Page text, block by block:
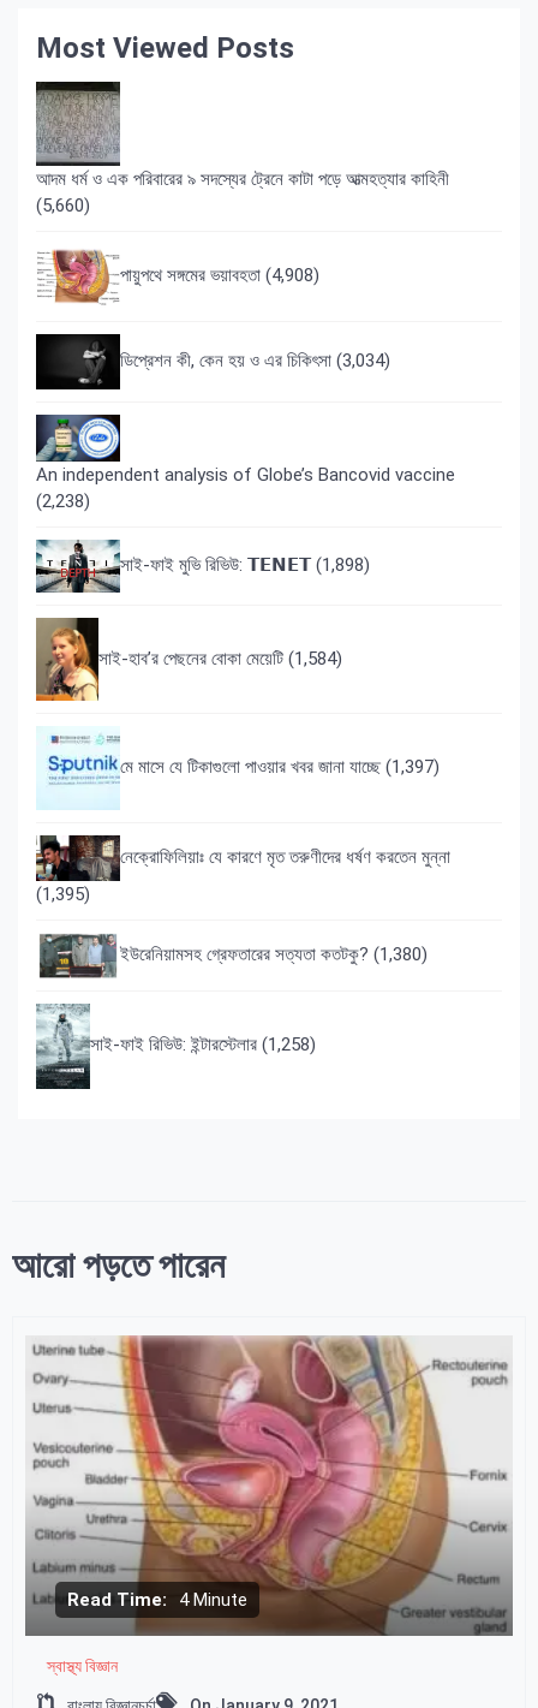
Most Viewed Posts
আদম ধর্ম ও এক পরিবারের ৯ সদস্যের ট্রেনে কাটা পড়ে আত্মহত্যার কাহিনী
(5,660)
পায়ুপথে সঙ্গমের ভয়াবহতা (4,908)
ডিপ্রেশন কী, কেন হয় ও এর চিকিৎসা (3,034)
An independent analysis of Globe’s Bancovid vaccine
(2,238)
সাই-ফাই মুভি রিভিউ: 𝗧𝗘𝗡𝗘𝗧 (1,898)
সাই-হাব’র পেছনের বোকা মেয়েটি (1,584)
মে মাসে যে টিকাগুলো পাওয়ার খবর জানা যাচ্ছে (1,397)
নেক্রোফিলিয়াঃ যে কারণে মৃত তরুণীদের ধর্ষণ করতেন মুন্না
(1,395)
ইউরেনিয়ামসহ গ্রেফতারের সত্যতা কতটকু? (1,380)
সাই-ফাই রিভিউ: ইন্টারস্টেলার (1,258)
আরো পড়তে পারেন
Read Time: 4 Minute
স্বাস্থ্য বিজ্ঞান